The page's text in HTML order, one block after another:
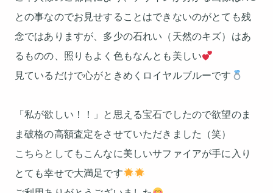
との事なのでお見せすることはできないのがとても残
念ではありますが、多少の石れい（天然のキズ）はあ
るものの、照りもよく色もなんとも美しい
見ているだけで心がときめくロイヤルブルーです
「私が欲しい！！」と思える宝石でしたので欲望のま
ま破格の高額査定をさせていただきました（笑）
こちらとしてもこんなに美しいサファイアが手に入り
とても幸せで大満足です